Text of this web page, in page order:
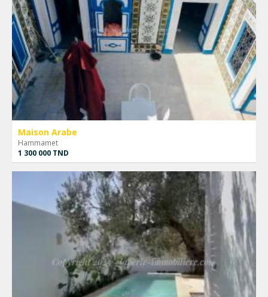
Maison Arabe
Hammamet
1 300 000 TND